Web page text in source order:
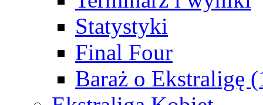
Statystyki
Final Four
Baraż o Ekstraligę